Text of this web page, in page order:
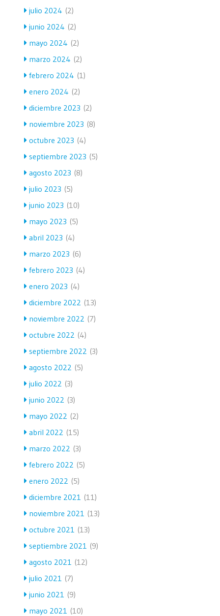
julio 2024 (2)
junio 2024 (2)
mayo 2024 (2)
marzo 2024 (2)
febrero 2024 (1)
enero 2024 (2)
diciembre 2023 (2)
noviembre 2023 (8)
octubre 2023 (4)
septiembre 2023 (5)
agosto 2023 (8)
julio 2023 (5)
junio 2023 (10)
mayo 2023 (5)
abril 2023 (4)
marzo 2023 (6)
febrero 2023 (4)
enero 2023 (4)
diciembre 2022 (13)
noviembre 2022 (7)
octubre 2022 (4)
septiembre 2022 (3)
agosto 2022 (5)
julio 2022 (3)
junio 2022 (3)
mayo 2022 (2)
abril 2022 (15)
marzo 2022 (3)
febrero 2022 (5)
enero 2022 (5)
diciembre 2021 (11)
noviembre 2021 (13)
octubre 2021 (13)
septiembre 2021 (9)
agosto 2021 (12)
julio 2021 (7)
junio 2021 (9)
mayo 2021 (10)